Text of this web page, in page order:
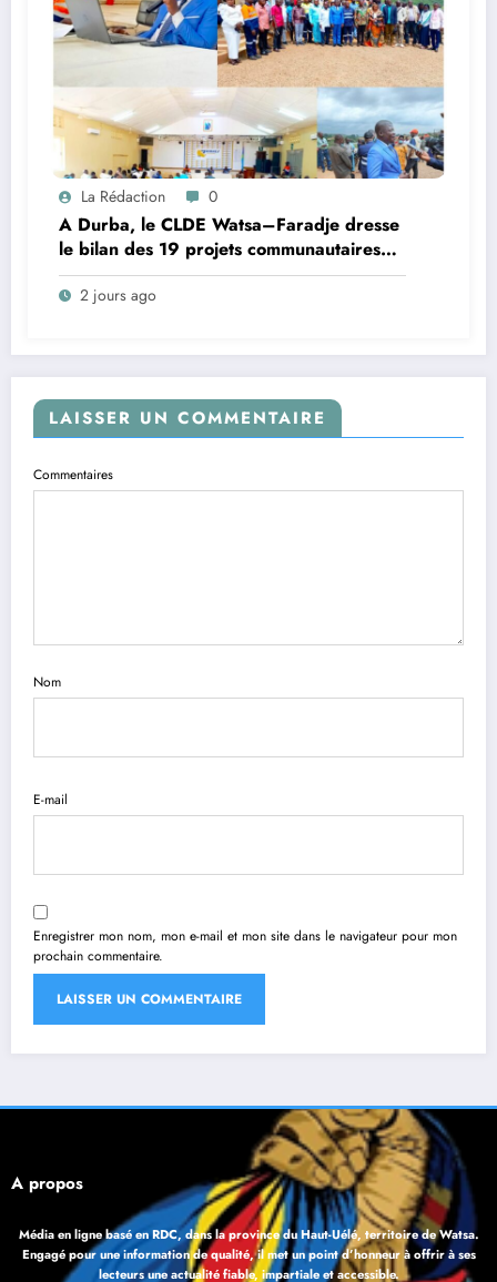
La Rédaction 0
A Durba, le CLDE Watsa–Faradje dresse
le bilan des 19 projets communautaires
de cahier de charge signé avec KGM S.A
et prépare le deuxième quinquennat
2 jours ago
LAISSER UN COMMENTAIRE
Commentaires
Nom
E-mail
Enregistrer mon nom, mon e-mail et mon site dans le navigateur pour mon
prochain commentaire.
À propos
Média en ligne basé en RDC, dans la province du Haut-Uélé, territoire de Watsa.
Engagé pour une information de qualité, il met un point d’honneur à offrir à ses
lecteurs une actualité fiable, impartiale et accessible.